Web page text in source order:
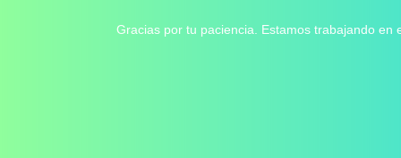
Gracias por tu paciencia. Estamos trabajando en